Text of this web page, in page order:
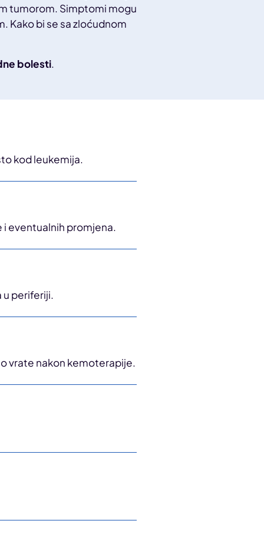
tumorom. Simptomi mogu
Kako bi se sa zloćudnom
bolesti.
kod leukemija.
i eventualnih promjena.
u periferiji.
vrate nakon kemoterapije.